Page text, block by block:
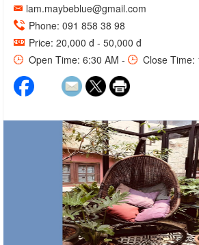
lam.maybeblue@gmail.com
Phone: 091 858 38 98
Price: 20,000 đ - 50,000 đ
Open Time: 6:30 AM -
Close Time: